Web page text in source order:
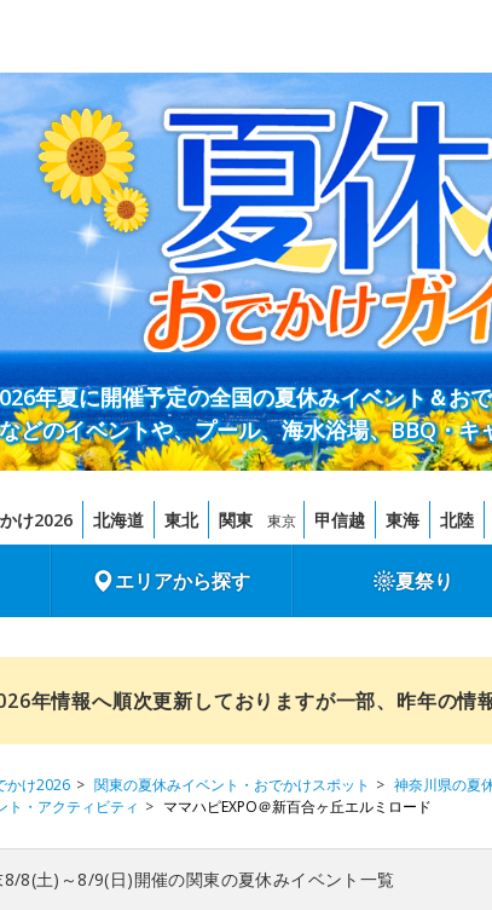
年夏に開催予定の全国の夏休みイベント＆お
どのイベントや、プール、海水浴場、BBQ・
け2026 北海道 東北 関東 東京 甲信越 東海 北陸
エリアから探す 夏祭り
年情報へ順次更新しておりますが一部、昨年の情
かけ2026 関東の夏休みイベント・おでかけスポット
神奈川県の夏
ト・アクティビティ
ママハピEXPO＠新百合ヶ丘エルミロード
8/8(土)～8/9(日)開催の関東の夏休みイベント一覧